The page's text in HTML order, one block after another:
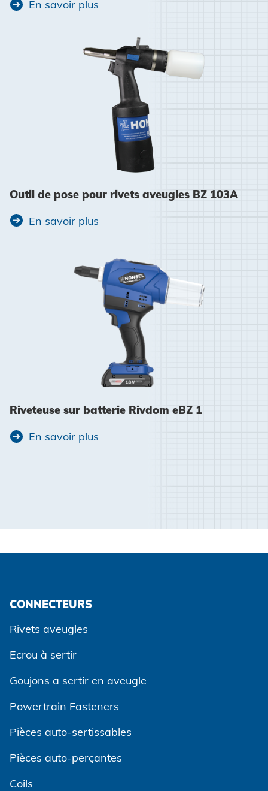
En savoir plus
Outil de pose pour rivets aveugles BZ 103A
En savoir plus
Riveteuse sur batterie Rivdom eBZ 1
En savoir plus
CONNECTEURS
Rivets aveugles
Ecrou à sertir
Goujons a sertir en aveugle
Powertrain Fasteners
Pièces auto-sertissables
Pièces auto-perçantes
Coils